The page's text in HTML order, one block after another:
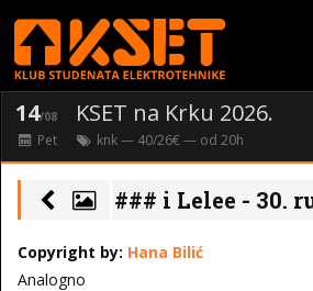
14/08 KSET na Krku 2026.
Pet knk— 40/26€ — od 20h
### i Lelee - 30.
Copyright by: Hana Bilić
Analogno